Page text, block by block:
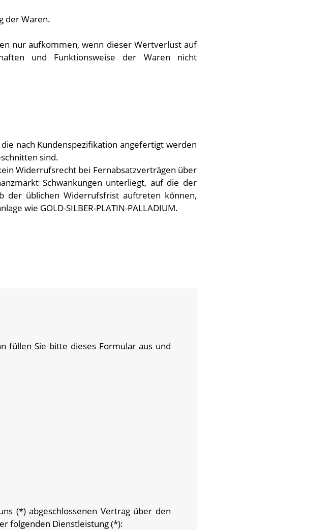
der Waren.
nur aufkommen, wenn dieser Wertverlust auf
und Funktionsweise der Waren nicht
nach Kundenspezifikation angefertigt werden
sind.
Widerrufsrecht bei Fernabsatzverträgen über
Schwankungen unterliegt, auf die der
der üblichen Widerrufsfrist auftreten können,
wie GOLD-SILBER-PLATIN-PALLADIUM.
füllen Sie bitte dieses Formular aus und
(*) abgeschlossenen Vertrag über den
folgenden Dienstleistung (*):